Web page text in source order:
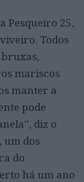
Pesqueiro 25,
Todos
bruxas,
mariscos
manter a
pode
diz o
um dos
do
há um ano